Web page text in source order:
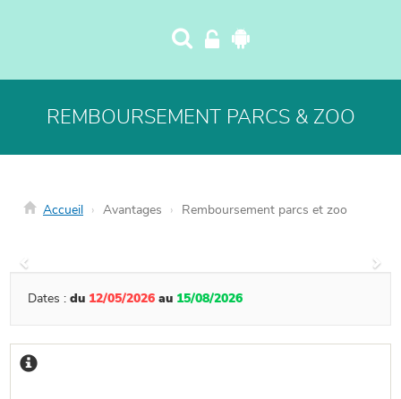
REMBOURSEMENT PARCS & ZOO
Accueil Avantages Remboursement parcs et zoo
Précédent
Dates : du 12/05/2026 au 15/08/2026